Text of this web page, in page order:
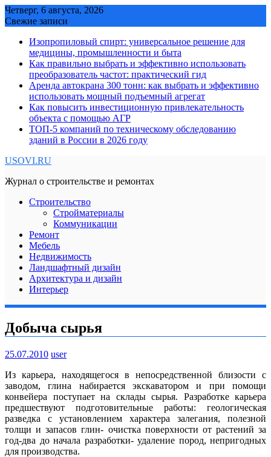
Skip
to
Четверг, 6 августа, 2026
Свежие записи
Изопропиловый спирт: универсальное решение для
медицины, промышленности и быта
Как правильно выбрать и эффективно использовать
преобразователь частот: практический гид
Аренда автокрана 300 тонн: как выбрать и эффективно
использовать мощный подъемный агрегат
Как повысить инвестиционную привлекательность
объекта с помощью АГР
ТОП-5 компаний по техническому обследованию
зданий в России в 2026 году
USOVI.RU
Журнал о строительстве и ремонтах
Строительство
Стройматериалы
Коммуникации
Ремонт
Мебель
Недвижимость
Ландшафтный дизайн
Архитектура и дизайн
Интерьер
Добыча сырья
25.07.2010 user
Из карьера, находящегося в непосредственной близости с
заводом, глина набирается экскаватором и при помощи
конвейера поступает на склады сырья. Разработке карьера
предшествуют подготовительные работы: геологическая
разведка с установлением характера залегания, полезной
толщи и запасов глин- очистка поверхности от растений за
год-два до начала разработки- удаление пород, непригодных
для производства.